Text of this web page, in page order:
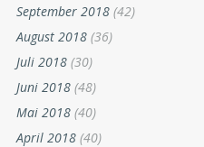
September 2018 (42)
August 2018 (36)
Juli 2018 (30)
Juni 2018 (48)
Mai 2018 (40)
April 2018 (40)